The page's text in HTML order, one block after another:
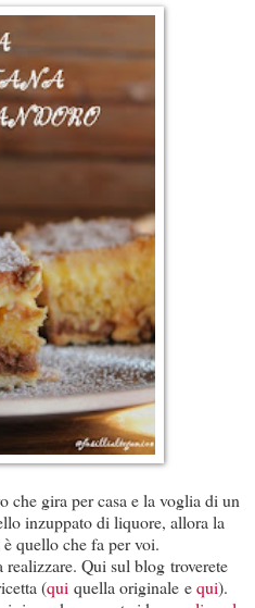
che gira per casa e la voglia di un
inzuppato di liquore, allora la
quello che fa per voi.
Qui sul blog troverete
(qui quella originale equi).